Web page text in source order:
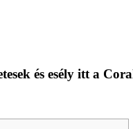
és esély itt a